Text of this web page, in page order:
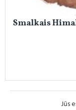
Smalkais
Jūs